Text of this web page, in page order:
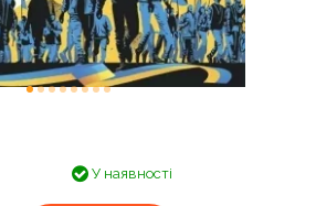
У наявності